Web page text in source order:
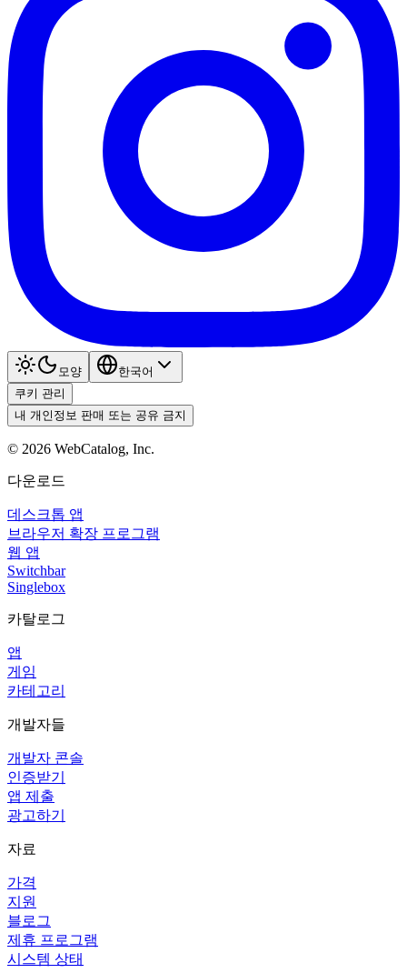
모양
한국어
쿠키 관리
내 개인정보 판매 또는 공유 금지
© 2026 WebCatalog, Inc.
다운로드
데스크톱 앱
브라우저 확장 프로그램
웹 앱
Switchbar
Singlebox
카탈로그
앱
게임
카테고리
개발자들
개발자 콘솔
인증받기
앱 제출
광고하기
자료
가격
지원
블로그
제휴 프로그램
시스템 상태